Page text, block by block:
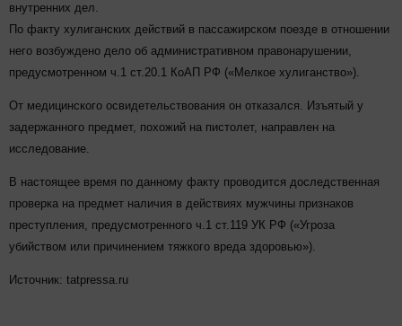
внутренних дел.
По факту хулиганских действий в пассажирском поезде в отношении
него возбуждено дело об административном правонарушении,
предусмотренном ч.1 ст.20.1 КоАП РФ («Мелкое хулиганство»).
От медицинского освидетельствования он отказался. Изъятый у
задержанного предмет, похожий на пистолет, направлен на
исследование.
В настоящее время по данному факту проводится доследственная
проверка на предмет наличия в действиях мужчины признаков
преступления, предусмотренного ч.1 ст.119 УК РФ («Угроза
убийством или причинением тяжкого вреда здоровью»).
Источник: tatpressa.ru